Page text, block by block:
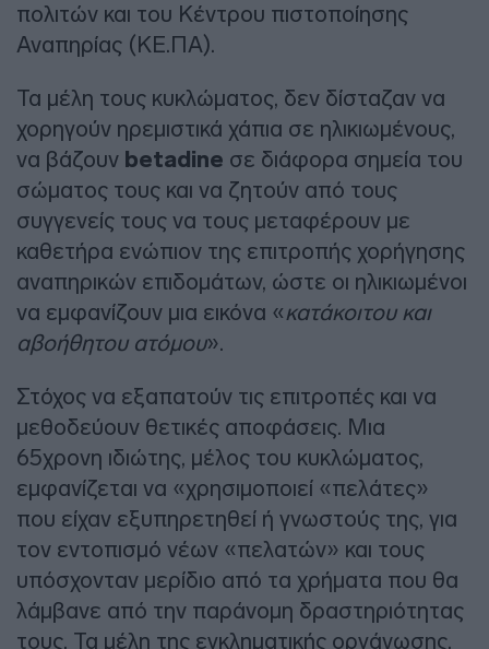
πολιτών και του Κέντρου πιστοποίησης
Αναπηρίας (ΚΕ.ΠΑ).
Τα μέλη τους κυκλώματος, δεν δίσταζαν να
χορηγούν ηρεμιστικά χάπια σε ηλικιωμένους,
να βάζουν betadine σε διάφορα σημεία του
σώματος τους και να ζητούν από τους
συγγενείς τους να τους μεταφέρουν με
καθετήρα ενώπιον της επιτροπής χορήγησης
αναπηρικών επιδομάτων, ώστε οι ηλικιωμένοι
να εμφανίζουν μια εικόνα «κατάκοιτου και
αβοήθητου ατόμου».
Στόχος να εξαπατούν τις επιτροπές και να
μεθοδεύουν θετικές αποφάσεις. Μια
65χρονη ιδιώτης, μέλος του κυκλώματος,
εμφανίζεται να «χρησιμοποιεί «πελάτες»
που είχαν εξυπηρετηθεί ή γνωστούς της, για
τον εντοπισμό νέων «πελατών» και τους
υπόσχονταν μερίδιο από τα χρήματα που θα
λάμβανε από την παράνομη δραστηριότητας
τους. Τα μέλη της εγκληματικής οργάνωσης,